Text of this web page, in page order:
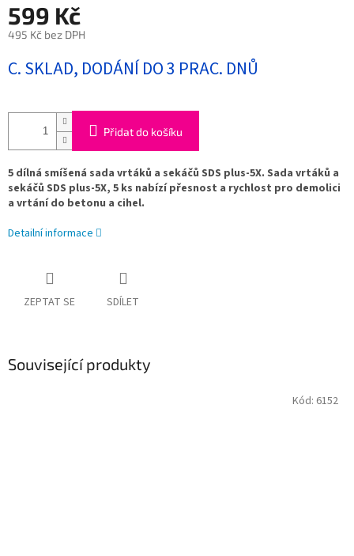
599 Kč
495 Kč bez DPH
cena:
C. SKLAD, DODÁNÍ DO 3 PRAC. DNŮ
Přidat do košíku
5 dílná smíšená sada vrtáků a sekáčů SDS plus-5X. Sada vrtáků a
sekáčů SDS plus-5X, 5 ks nabízí přesnost a rychlost pro demolici
a vrtání do betonu a cihel.
Detailní informace
ZEPTAT SE SDÍLET
Související produkty
Kód: 6152